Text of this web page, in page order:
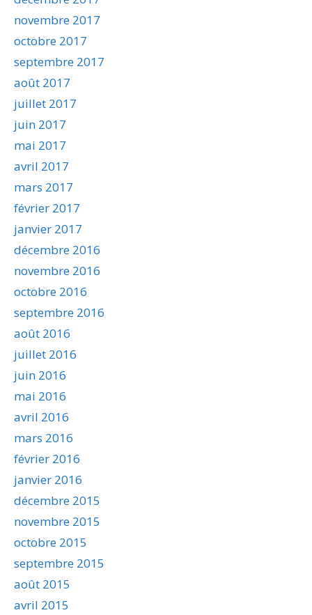
novembre 2017
octobre 2017
septembre 2017
août 2017
juillet 2017
juin 2017
mai 2017
avril 2017
mars 2017
février 2017
janvier 2017
décembre 2016
novembre 2016
octobre 2016
septembre 2016
août 2016
juillet 2016
juin 2016
mai 2016
avril 2016
mars 2016
février 2016
janvier 2016
décembre 2015
novembre 2015
octobre 2015
septembre 2015
août 2015
avril 2015